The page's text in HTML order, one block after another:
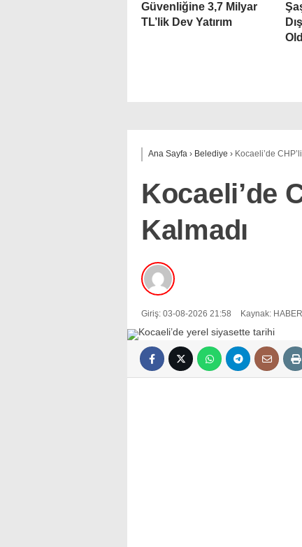
Güvenliğine 3,7 Milyar
TL’lik Dev Yatırım
Ana Sayfa › Belediye › Kocaeli’de
Kocaeli’de
Kalmadı
Giriş: 03-08-2026 21:58 Kaynak: